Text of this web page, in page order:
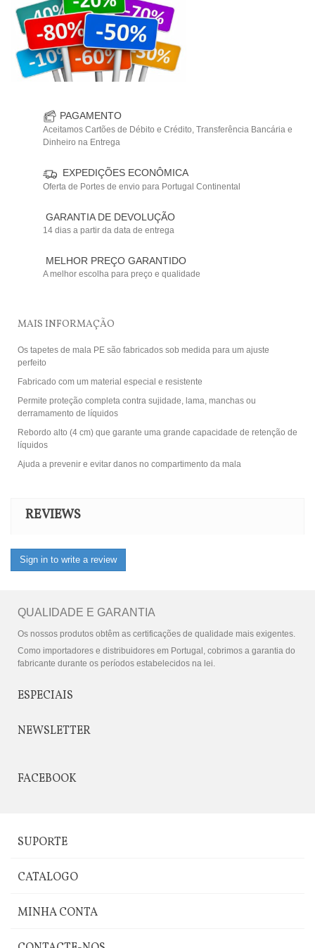
PAGAMENTO
Aceitamos Cartões de Débito e Crédito, Transferência Bancária e
Dinheiro na Entrega
EXPEDIÇÕES ECONÔMICA
Oferta de Portes de envio para Portugal Continental
GARANTIA DE DEVOLUÇÃO
14 dias a partir da data de entrega
MELHOR PREÇO GARANTIDO
A melhor escolha para preço e qualidade
MAIS INFORMAÇÃO
Os tapetes de mala PE são fabricados sob medida para um ajuste
perfeito
Fabricado com um material especial e resistente
Permite proteção completa contra sujidade, lama, manchas ou
derramamento de líquidos
Rebordo alto (4 cm) que garante uma grande capacidade de retenção de
líquidos
Ajuda a prevenir e evitar danos no compartimento da mala
REVIEWS
Sign in to write a review
QUALIDADE E GARANTIA
Os nossos produtos obtêm as certificações de qualidade mais exigentes.
Como importadores e distribuidores em Portugal, cobrimos a garantia do
fabricante durante os períodos estabelecidos na lei.
ESPECIAIS
NEWSLETTER
FACEBOOK
SUPORTE
CATALOGO
MINHA CONTA